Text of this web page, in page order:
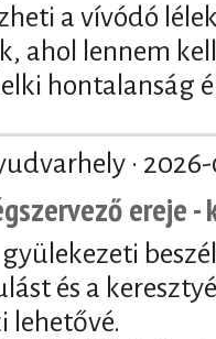
a vívódó
ahol lennem
hontalanság
·
ereje -
és a
lehetővé.